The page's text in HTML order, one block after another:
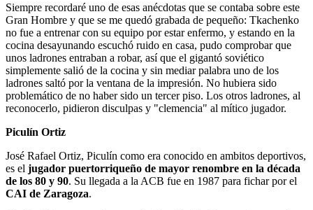
Siempre recordaré uno de esas anécdotas que se contaba sobre este
Gran Hombre y que se me quedó grabada de pequeño: Tkachenko
no fue a entrenar con su equipo por estar enfermo, y estando en la
cocina desayunando escuchó ruido en casa, pudo comprobar que
unos ladrones entraban a robar, así que el gigantó soviético
simplemente salió de la cocina y sin mediar palabra uno de los
ladrones saltó por la ventana de la impresión. No hubiera sido
problemático de no haber sido un tercer piso. Los otros ladrones, al
reconocerlo, pidieron disculpas y "clemencia" al mítico jugador.
Piculín Ortiz
José Rafael Ortiz, Piculín como era conocido en ambitos deportivos,
es el jugador puertorriqueño de mayor renombre en la década
de los 80 y 90. Su llegada a la ACB fue en 1987 para fichar por el
CAI de Zaragoza.